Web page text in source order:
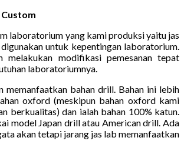
laboratorium yang kami produksi yaitu jas
untuk kepentingan laboratorium.
melakukan modifikasi pemesanan tepat
laboratoriumnya.
memanfaatkan bahan drill. Bahan ini lebih
oxford (meskipun bahan oxford kami
berkualitas) dan ialah bahan 100% katun.
model Japan drill atau American drill. Ada
akan tetapi jarang jas lab memanfaatkan